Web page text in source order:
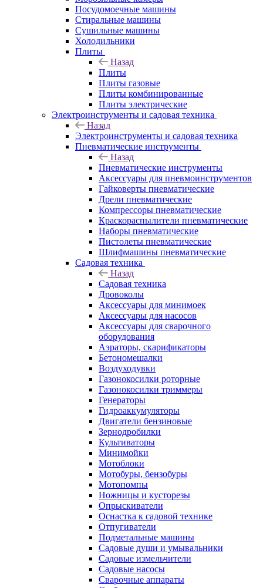
Посудомоечные машины
Стиральные машины
Сушильные машины
Холодильники
Плиты
Назад
Плиты
Плиты газовые
Плиты комбинированные
Плиты электрические
Электроинструменты и садовая техника
Назад
Электроинструменты и садовая техника
Пневматические инструменты
Назад
Пневматические инструменты
Аксессуары для пневмоинструментов
Гайковерты пневматические
Дрели пневматические
Компрессоры пневматические
Краскораспылители пневматические
Наборы пневматические
Пистолеты пневматические
Шлифмашины пневматические
Садовая техника
Назад
Садовая техника
Дровоколы
Аксессуары для минимоек
Аксессуары для насосов
Аксессуары для сварочного
оборудования
Аэраторы, скарификаторы
Бетономешалки
Воздуходувки
Газонокосилки роторные
Газонокосилки триммеры
Генераторы
Гидроаккумуляторы
Двигатели бензиновые
Зернодробилки
Культиваторы
Минимойки
Мотоблоки
Мотобуры, бензобуры
Мотопомпы
Ножницы и кусторезы
Опрыскиватели
Оснастка к садовой технике
Отпугиватели
Подметальные машины
Садовые души и умывальники
Садовые измельчители
Садовые насосы
Сварочные аппараты